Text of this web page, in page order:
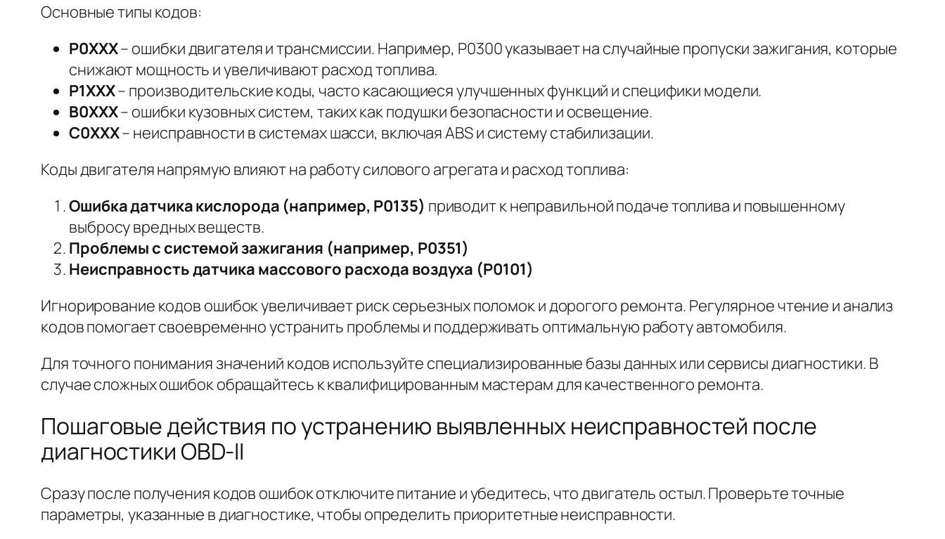
Основные типы кодов:
P0XXX– ошибки двигателя и трансмиссии. Например, P0300 указывает на случайные пропуски зажигания, которые
снижают мощность и увеличивают расход топлива.
P1XXX– производительские коды, часто касающиеся улучшенных функций и специфики модели.
B0XXX– ошибки кузовных систем, таких как подушки безопасности и освещение.
C0XXX– неисправности в системах шасси, включая ABS и систему стабилизации.
Коды двигателя напрямую влияют на работу силового агрегата и расход топлива:
Ошибка датчика кислорода (например, P0135) приводит к неправильной подаче топлива и повышенному
выбросу вредных веществ.
Проблемы с системой зажигания (например, P0351)
Неисправность датчика массового расхода воздуха (P0101)
Игнорирование кодов ошибок увеличивает риск серьезных поломок и дорогого ремонта. Регулярное чтение и анализ
кодов помогает своевременно устранить проблемы и поддерживать оптимальную работу автомобиля.
Для точного понимания значений кодов используйте специализированные базы данных или сервисы диагностики. В
случае сложных ошибок обращайтесь к квалифицированным мастерам для качественного ремонта.
Пошаговые действия по устранению выявленных неисправностей после
диагностики OBD-II
Сразу после получения кодов ошибок отключите питание и убедитесь, что двигатель остыл. Проверьте точные
параметры, указанные в диагностике, чтобы определить приоритетные неисправности.